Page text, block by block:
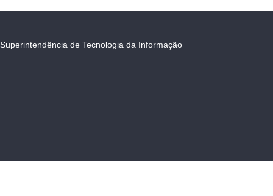
Superintendência de Tecnologia da Informação